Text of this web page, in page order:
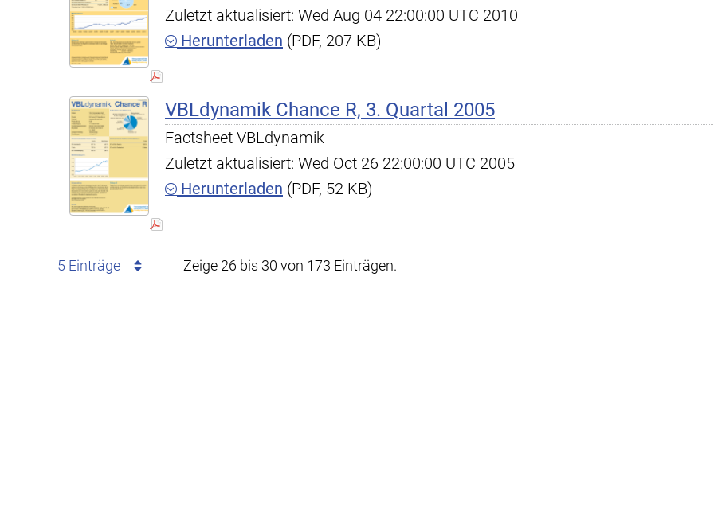
Zuletzt aktualisiert: Wed Aug 04 22:00:00 UTC 2010
Herunterladen (PDF, 207 KB)
VBLdynamik Chance R, 3. Quartal 2005
Factsheet VBLdynamik
Zuletzt aktualisiert: Wed Oct 26 22:00:00 UTC 2005
Herunterladen (PDF, 52 KB)
5 Einträge Zeige 26 bis 30 von 173 Einträgen.